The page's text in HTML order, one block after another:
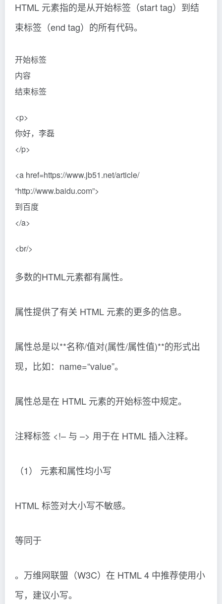
HTML 元素指的是从开始标签（start tag）到结
束标签（end tag）的所有代码。
开始标签
内容
结束标签
<p>
你好，李磊
</p>
<a href=https://www.jb51.net/article/
“http://www.baidu.com”>
到百度
</a>
<br/>
多数的HTML元素都有属性。
属性提供了有关 HTML 元素的更多的信息。
属性总是以**名称/值对(属性/属性值)**的形式出
现，比如：name=“value”。
属性总是在 HTML 元素的开始标签中规定。
注释标签 <!– 与 –> 用于在 HTML 插入注释。
（1） 元素和属性均小写
HTML 标签对大小写不敏感。
等同于
。万维网联盟（W3C）在 HTML 4 中推荐使用小
写，建议小写。